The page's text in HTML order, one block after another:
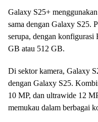
Galaxy S25+
sama dengan Galaxy S25.
serupa, dengan
GB atau 512 GB.
Di sektor kamera, Galaxy
dengan Galaxy S25.
10 MP, dan ultrawide 12
memukau dalam berbagai